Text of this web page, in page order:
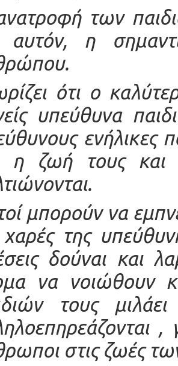
των
αυτόν, η
ότι ο
υπεύθυνα
ενήλικες
η ζωή τους και
μπορούν να
χαρές της
δούναι και
να νοιώθουν
τους
,
στις ζωές